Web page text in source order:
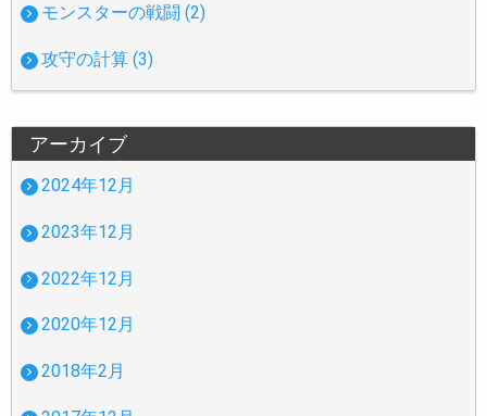
モンスターの戦闘 (2)
攻守の計算 (3)
アーカイブ
2024年12月
2023年12月
2022年12月
2020年12月
2018年2月